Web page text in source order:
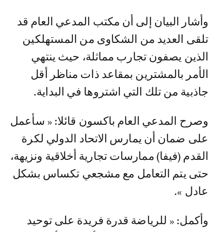
وأشار البيان إلى أن مكتب المدعي العام قد
تلقى العديد من الشكاوى من المستهلكين
الذين يصفون تجارب مماثلة، حيث ينتهي
الأمر بالمشترين بمقاعد ذات مناظر أقل
جاذبية من تلك التي اشتروها في البداية.
وصرح المدعي العام باكسون قائلا: « سأعمل
على ضمان أن يمارس الاتحاد الدولي لكرة
القدم (فيفا) ممارسات تجارية أخلاقية ونزيهة،
حتى يتم التعامل مع مشجعي تكساس بشكل
عادل ».
وأكمل: « للرياضة قدرة فريدة على توحيد